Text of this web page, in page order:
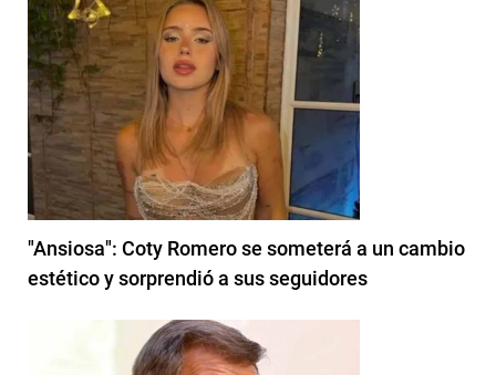
"Ansiosa": Coty Romero se someterá a un cambio
estético y sorprendió a sus seguidores